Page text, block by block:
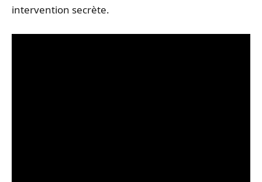
intervention secrète.